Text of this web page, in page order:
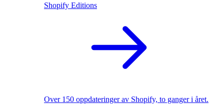
Shopify Editions
Over 150 oppdateringer av Shopify, to ganger i året.